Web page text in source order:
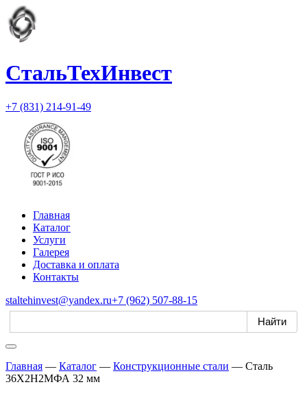
СтальТехИнвест
+7 (831) 214-91-49
Главная
Каталог
Услуги
Галерея
Доставка и оплата
Контакты
staltehinvest@yandex.ru+7 (962) 507-88-15
Главная — Каталог — Конструкционные стали — Сталь
36Х2Н2МФА 32 мм